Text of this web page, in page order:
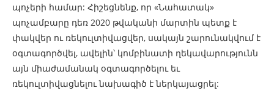
պոչերի համար: Հիշեցնենք, որ «Նահատակ»
պոչամբարը դեռ 2020 թվականի մարտին պետք է
փակվեր ու ռեկուլտիվացվեր, սակայն շարունակվում է
օգտագործվել, ավելին՝ կոմբինատի ղեկավարությունն
այն միաժամանակ օգտագործելու եւ
ռեկուլտիվացնելու նախագիծ է ներկայացրել: